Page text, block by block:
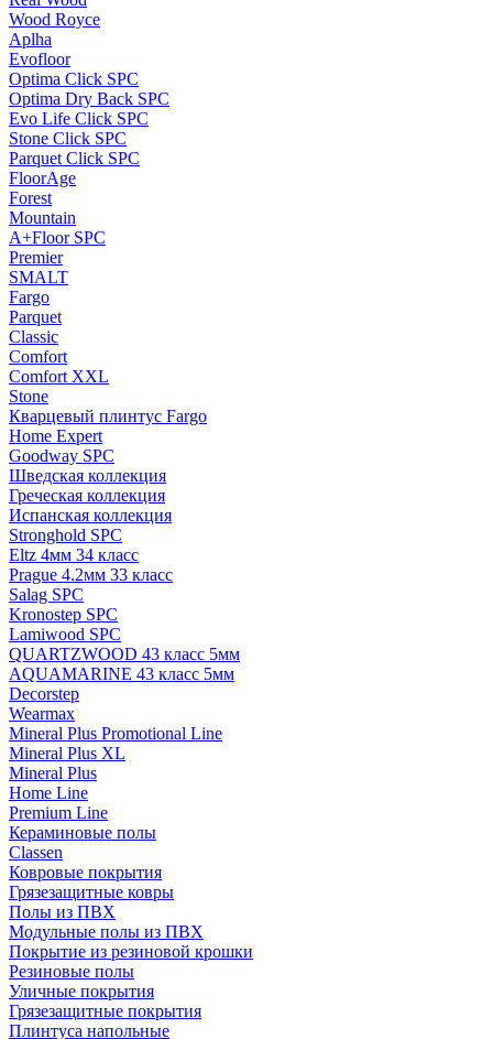
Wood Royce
Aplha
Evofloor
Optima Click SPC
Optima Dry Back SPC
Evo Life Click SPC
Stone Click SPC
Parquet Click SPC
FloorAge
Forest
Mountain
A+Floor SPC
Premier
SMALT
Fargo
Parquet
Classic
Comfort
Comfort XXL
Stone
Кварцевый плинтус Fargo
Home Expert
Goodway SPC
Шведская коллекция
Греческая коллекция
Испанская коллекция
Stronghold SPC
Eltz 4мм 34 класс
Prague 4.2мм 33 класс
Salag SPC
Kronostep SPC
Lamiwood SPC
QUARTZWOOD 43 класс 5мм
AQUAMARINE 43 класс 5мм
Decorstep
Wearmax
Mineral Plus Promotional Line
Mineral Plus XL
Mineral Plus
Home Line
Premium Line
Кераминовые полы
Classen
Ковровые покрытия
Грязезащитные ковры
Полы из ПВХ
Модульные полы из ПВХ
Покрытие из резиновой крошки
Резиновые полы
Уличные покрытия
Грязезащитные покрытия
Плинтуса напольные